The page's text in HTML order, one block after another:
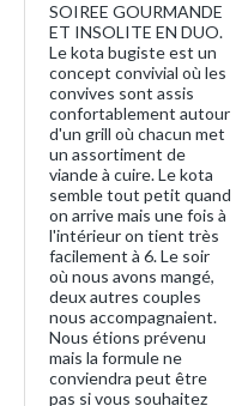
SOIREE GOURMANDE
ET INSOLITE EN DUO.
Le kota bugiste est un
concept convivial où les
convives sont assis
confortablement autour
d'un grill où chacun met
un assortiment de
viande à cuire. Le kota
semble tout petit quand
on arrive mais une fois à
l'intérieur on tient très
facilement à 6. Le soir
où nous avons mangé,
deux autres couples
nous accompagnaient.
Nous étions prévenu
mais la formule ne
conviendra peut être
pas si vous souhaitez